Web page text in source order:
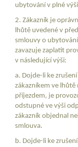
ubytování v plné
2. Zákazník je
lhůtě uvedené v
smlouvy o
zavazuje zaplatit
v následující výši:
a. Dojde-li ke
zákazníkem ve
příjezdem, je
odstupné ve výši
zákazník objednal
smlouva.
b. Dojde-li ke